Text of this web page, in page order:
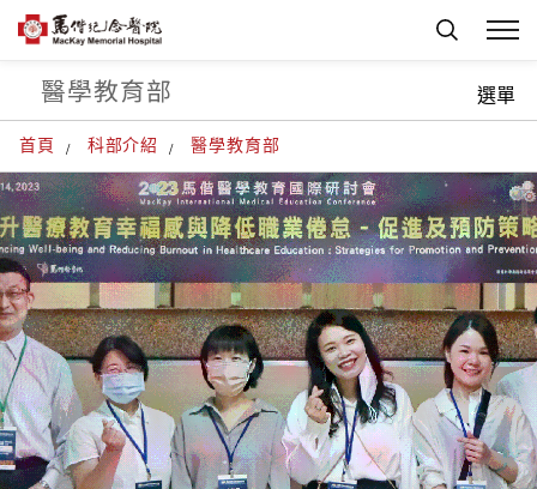
首頁 科部介紹 醫學教育部
醫學教育部 選單